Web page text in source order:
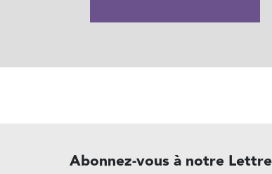
Abonnez-vous à notre